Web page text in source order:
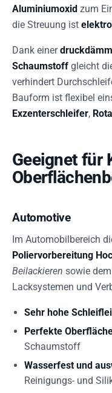
Aluminiumoxid zum
die Streuung ist
Dank einer
Schaumstoff gleicht
verhindert
Bauform ist flexibel
Exzenterschleifer,
Geeignet für
Automotive
Im Automobilbereich
Poliervorbereitung
Beilackieren sowie
Lacksystemen und
Sehr hohe
Perfekte
Schaumstoff
Wasserfest und
Reinigungs- und